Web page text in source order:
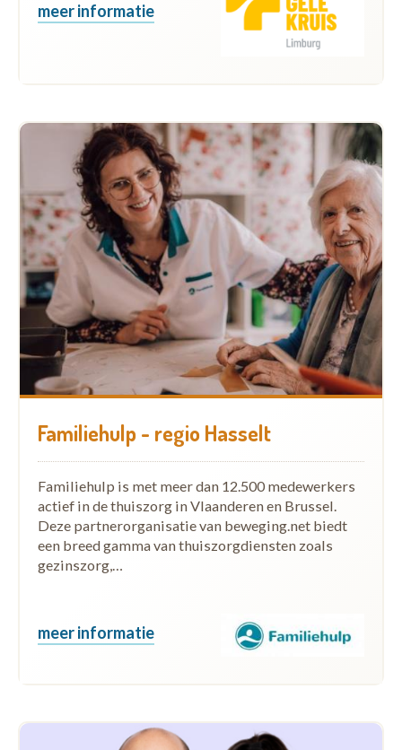
meer informatie
Familiehulp - regio Hasselt
Familiehulp is met meer dan 12.500 medewerkers
actief in de thuiszorg in Vlaanderen en Brussel.
Deze partnerorganisatie van beweging.net biedt
een breed gamma van thuiszorgdiensten zoals
gezinszorg,…
meer informatie